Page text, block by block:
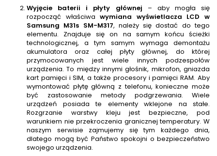
Wyjęcie baterii i płyty głównej – aby mogła się
rozpocząć właściwawymiana wyświetlacza LCD w
Samsung M31s SM-M317, należy się dostać do tego
elementu. Znajduje się on na samym końcu ścieżki
technologicznej, a tym samym wymaga demontażu
akumulatora oraz całej płyty głównej, do której
przymocowanych jest wiele innych podzespołów
urządzenia. To między innymi głośnik, mikrofon, gniazda
kart pamięci i SIM, a także procesory i pamięci RAM. Aby
wymontować płytę główną z telefonu, konieczne może
być zastosowanie metody podgrzewania. Wiele
urządzeń posiada te elementy wklejone na stałe.
Rozgrzanie warstwy kleju jest bezpieczne, pod
warunkiem nie przekroczenia granicznej temperatury. W
naszym serwisie zajmujemy się tym każdego dnia,
dlatego mogą być Państwo spokojni o bezpieczeństwo
swojego urządzenia.